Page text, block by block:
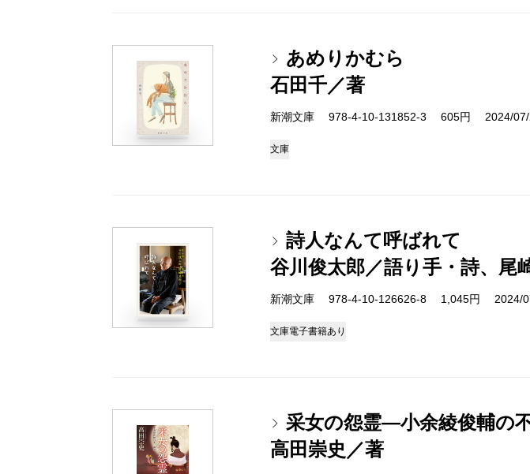
あめりかむら
石田千／著
新潮文庫 978-4-10-131852-3 605円 2024/07/
文庫
詩人なんて呼ばれて
谷川俊太郎／語り手・詩、尾
新潮文庫 978-4-10-126626-8 1,045円 2024/
文庫電子書籍あり
采女の怨霊―小余綾俊輔の
高田崇史／著